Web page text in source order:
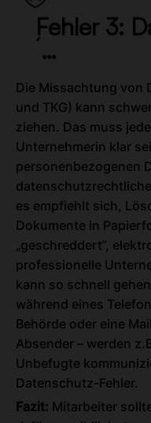
Fehler 3:
´… ​
Die Missachtung von
und TKG) kann
ziehen. Das muss
Unternehmerin klar
personenbezogenen
es empfiehlt sich,
Dokumente in
„geschreddert“,
professionelle
kann so schnell
während eines
Behörde oder eine
Absender – werden
Unbefugte
Datenschutz-Fehler.
Fazit: Mitarbeiter